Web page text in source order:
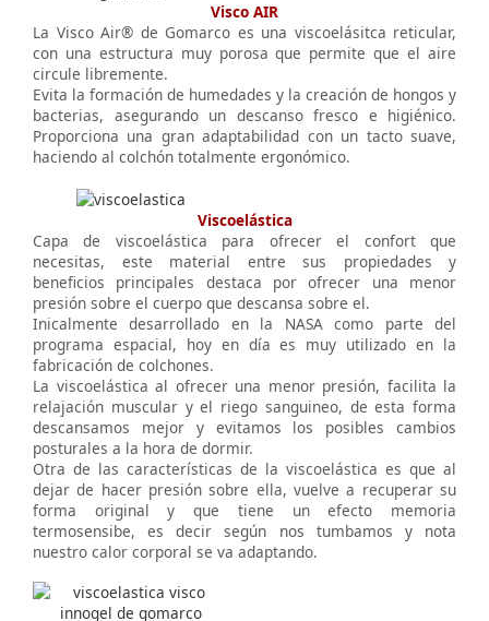
Visco AIR
La Visco Air® de Gomarco es una viscoelásitca reticular,
con una estructura muy porosa que permite que el aire
circule libremente.
Evita la formación de humedades y la creación de hongos y
bacterias, asegurando un descanso fresco e higiénico.
Proporciona una gran adaptabilidad con un tacto suave,
haciendo al colchón totalmente ergonómico.
Viscoelástica
Capa de viscoelástica para ofrecer el confort que
necesitas, este material entre sus propiedades y
beneficios principales destaca por ofrecer una menor
presión sobre el cuerpo que descansa sobre el.
Inicalmente desarrollado en la NASA como parte del
programa espacial, hoy en día es muy utilizado en la
fabricación de colchones.
La viscoelástica al ofrecer una menor presión, facilita la
relajación muscular y el riego sanguineo, de esta forma
descansamos mejor y evitamos los posibles cambios
posturales a la hora de dormir.
Otra de las características de la viscoelástica es que al
dejar de hacer presión sobre ella, vuelve a recuperar su
forma original y que tiene un efecto memoria
termosensibe, es decir según nos tumbamos y nota
nuestro calor corporal se va adaptando.